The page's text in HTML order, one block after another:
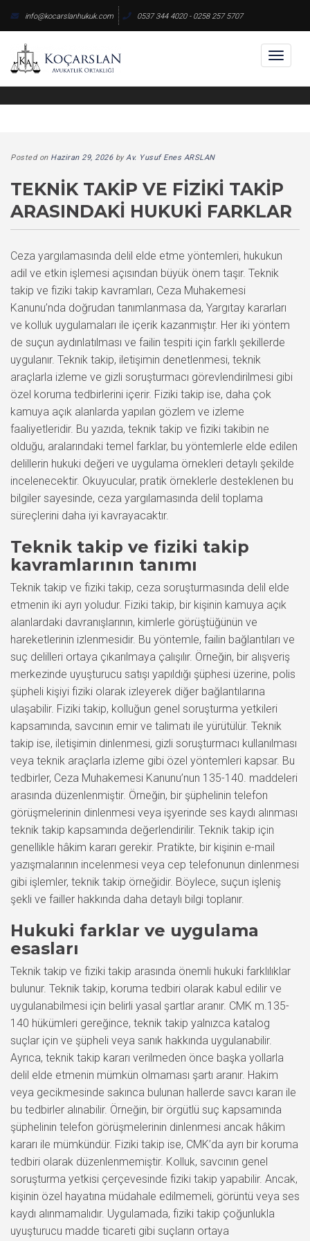
content
info@kocarslanhukuk.com 0537 344 4020 - 0258 257 5707
Posted on Haziran 29, 2026byAv. Yusuf Enes ARSLAN
TEKNIK TAKIP VE FIZIKI TAKIP
ARASINDAKI HUKUKI FARKLAR
Ceza yargılamasında delil elde etme yöntemleri, hukukun
adil ve etkin işlemesi açısından büyük önem taşır. Teknik
takip ve fiziki takip kavramları, Ceza Muhakemesi
Kanunu’nda doğrudan tanımlanmasa da, Yargıtay kararları
ve kolluk uygulamaları ile içerik kazanmıştır. Her iki yöntem
de suçun aydınlatılması ve failin tespiti için farklı şekillerde
uygulanır. Teknik takip, iletişimin denetlenmesi, teknik
araçlarla izleme ve gizli soruşturmacı görevlendirilmesi gibi
özel koruma tedbirlerini içerir. Fiziki takip ise, daha çok
kamuya açık alanlarda yapılan gözlem ve izleme
faaliyetleridir. Bu yazıda, teknik takip ve fiziki takibin ne
olduğu, aralarındaki temel farklar, bu yöntemlerle elde edilen
delillerin hukuki değeri ve uygulama örnekleri detaylı şekilde
incelenecektir. Okuyucular, pratik örneklerle desteklenen bu
bilgiler sayesinde, ceza yargılamasında delil toplama
süreçlerini daha iyi kavrayacaktır.
Teknik takip ve fiziki takip
kavramlarının tanımı
Teknik takip ve fiziki takip, ceza soruşturmasında delil elde
etmenin iki ayrı yoludur. Fiziki takip, bir kişinin kamuya açık
alanlardaki davranışlarının, kimlerle görüştüğünün ve
hareketlerinin izlenmesidir. Bu yöntemle, failin bağlantıları ve
suç delilleri ortaya çıkarılmaya çalışılır. Örneğin, bir alışveriş
merkezinde uyuşturucu satışı yapıldığı şüphesi üzerine, polis
şüpheli kişiyi fiziki olarak izleyerek diğer bağlantılarına
ulaşabilir. Fiziki takip, kolluğun genel soruşturma yetkileri
kapsamında, savcının emir ve talimatı ile yürütülür. Teknik
takip ise, iletişimin dinlenmesi, gizli soruşturmacı kullanılması
veya teknik araçlarla izleme gibi özel yöntemleri kapsar. Bu
tedbirler, Ceza Muhakemesi Kanunu’nun 135-140. maddeleri
arasında düzenlenmiştir. Örneğin, bir şüphelinin telefon
görüşmelerinin dinlenmesi veya işyerinde ses kaydı alınması
teknik takip kapsamında değerlendirilir. Teknik takip için
genellikle hâkim kararı gerekir. Pratikte, bir kişinin e-mail
yazışmalarının incelenmesi veya cep telefonunun dinlenmesi
gibi işlemler, teknik takip örneğidir. Böylece, suçun işleniş
şekli ve failler hakkında daha detaylı bilgi toplanır.
Hukuki farklar ve uygulama
esasları
Teknik takip ve fiziki takip arasında önemli hukuki farklılıklar
bulunur. Teknik takip, koruma tedbiri olarak kabul edilir ve
uygulanabilmesi için belirli yasal şartlar aranır. CMK m.135-
140 hükümleri gereğince, teknik takip yalnızca katalog
suçlar için ve şüpheli veya sanık hakkında uygulanabilir.
Ayrıca, teknik takip kararı verilmeden önce başka yollarla
delil elde etmenin mümkün olmaması şartı aranır. Hakim
veya gecikmesinde sakınca bulunan hallerde savcı kararı ile
bu tedbirler alınabilir. Örneğin, bir örgütlü suç kapsamında
şüphelinin telefon görüşmelerinin dinlenmesi ancak hâkim
kararı ile mümkündür. Fiziki takip ise, CMK’da ayrı bir koruma
tedbiri olarak düzenlenmemiştir. Kolluk, savcının genel
soruşturma yetkisi çerçevesinde fiziki takip yapabilir. Ancak,
kişinin özel hayatına müdahale edilmemeli, görüntü veya ses
kaydı alınmamalıdır. Uygulamada, fiziki takip çoğunlukla
uyuşturucu madde ticareti gibi suçların ortaya